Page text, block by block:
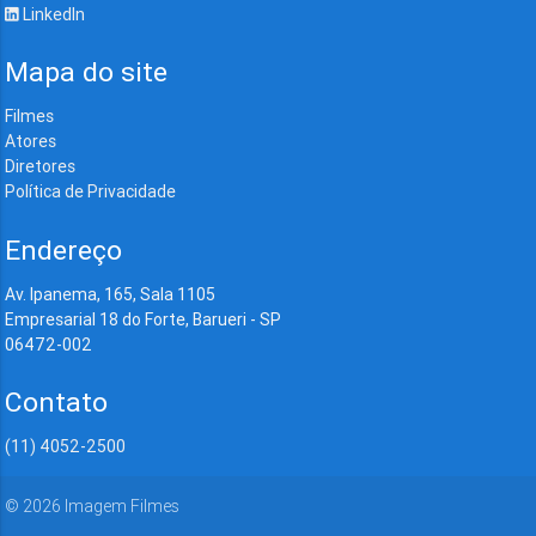
LinkedIn
Mapa do site
Filmes
Atores
Diretores
Política de Privacidade
Endereço
Av. Ipanema, 165, Sala 1105
Empresarial 18 do Forte, Barueri - SP
06472-002
Contato
(11) 4052-2500
© 2026 Imagem Filmes